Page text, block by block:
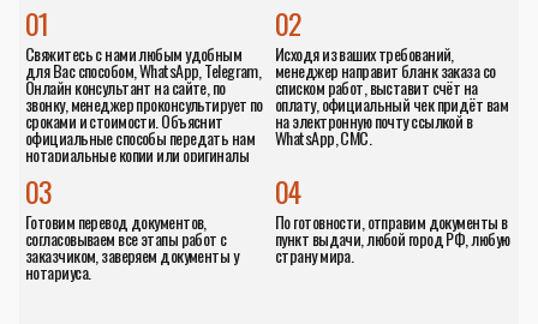
01
Свяжитесь с нами любым удобным
для Вас способом, WhatsApp, Telegram,
Онлайн консультант на сайте, по
звонку, менеджер проконсультирует по
сроками и стоимости. Объяснит
официальные способы передать нам
нотариальные копии или оригиналы
02
Исходя из ваших требований,
менеджер направит бланк заказа со
списком работ, выставит счёт на
оплату, официальный чек придёт вам
на электронную почту ссылкой в
WhatsApp, СМС.
04
По готовности, отправим документы в
пункт выдачи, любой город РФ, любую
страну мира.
03
Готовим перевод документов,
согласовываем все этапы работ с
заказчиком, заверяем документы у
нотариуса.